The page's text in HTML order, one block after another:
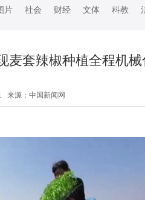
片 社会 财经 文体 科教
麦套辣椒种植全程机
来源：中国新闻网